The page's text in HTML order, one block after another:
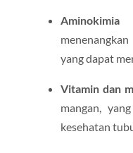
yang dapat
Vitamin dan
mangan,
kesehatan